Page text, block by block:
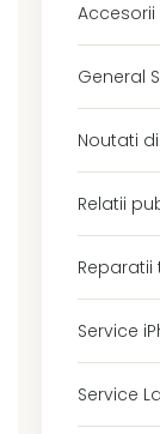
General
Noutati
Relatii
Service
Service